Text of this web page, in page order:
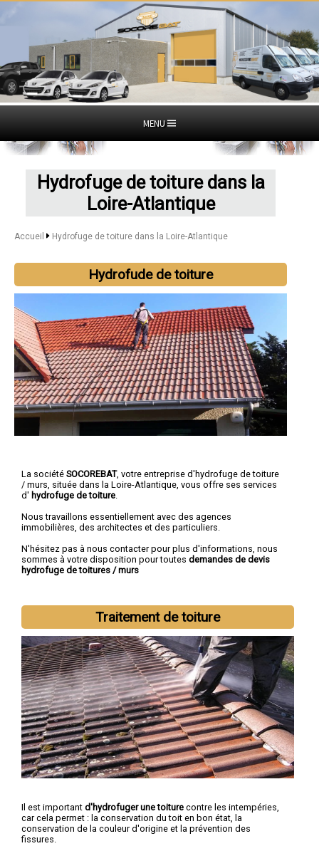
MENU
Hydrofuge de toiture dans la
Loire-Atlantique
Accueil Hydrofuge de toiture dans la Loire-Atlantique
Hydrofude de toiture
La société SOCOREBAT, votre entreprise d'hydrofuge de toiture
/ murs, située dans la Loire-Atlantique, vous offre ses services
d' hydrofuge de toiture
Nous travaillons essentiellement avec des agences
immobilières, des architectes et des particuliers.
N'hésitez pas à nous contacter pour plus d'informations, nous
sommes à votre disposition pour toutes demandes de devis
hydrofuge de toitures / murs
Traitement de toiture
Il est important d'hydrofuger une toiture contre les intempéries,
car cela permet : la conservation du toit en bon état, la
conservation de la couleur d'origine et la prévention des
fissures.